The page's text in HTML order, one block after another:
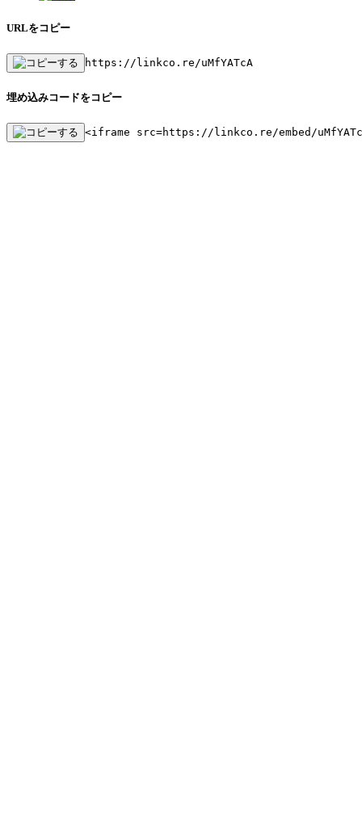
URLをコピー
https://linkco.re/uMfYATcA
埋め込みコードをコピー
<iframe src=https://linkco.re/embed/